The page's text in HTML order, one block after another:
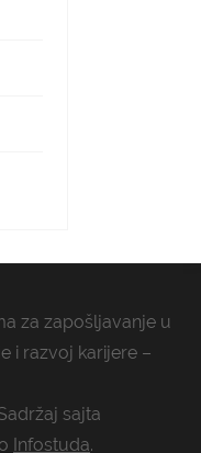
za zapošljavanje u
i razvoj karijere –
sajta
Infostuda.